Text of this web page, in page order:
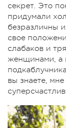
секрет. Это
придумали
безразличны
свое
слабаков и
женщинами, а
вы знаете,